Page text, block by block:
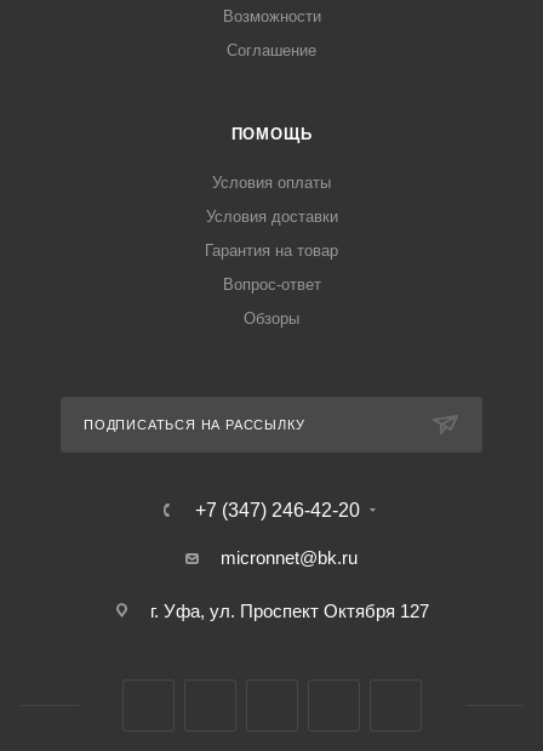
Возможности
Соглашение
ПОМОЩЬ
Условия оплаты
Условия доставки
Гарантия на товар
Вопрос-ответ
Обзоры
ПОДПИСАТЬСЯ НА РАССЫЛКУ
+7 (347) 246-42-20
micronnet@bk.ru
г. Уфа, ул. Проспект Октября 127